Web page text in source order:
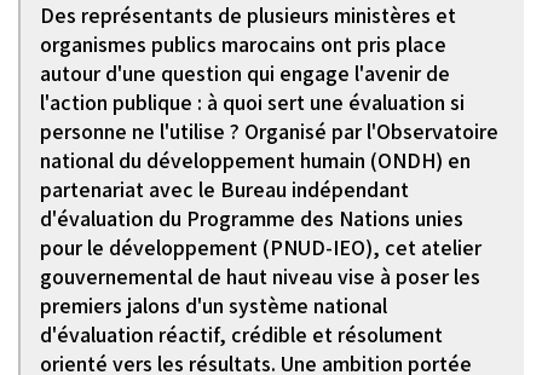
Des représentants de plusieurs ministères et
organismes publics marocains ont pris place
autour d'une question qui engage l'avenir de
l'action publique : à quoi sert une évaluation si
personne ne l'utilise ? Organisé par l'Observatoire
national du développement humain (ONDH) en
partenariat avec le Bureau indépendant
d'évaluation du Programme des Nations unies
pour le développement (PNUD-IEO), cet atelier
gouvernemental de haut niveau vise à poser les
premiers jalons d'un système national
d'évaluation réactif, crédible et résolument
orienté vers les résultats. Une ambition portée